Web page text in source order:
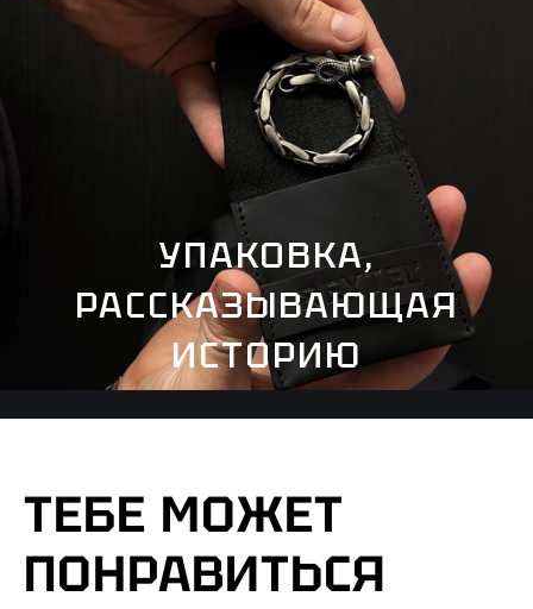
УПАКОВКА,
РАССКАЗЫВАЮЩАЯ
ИСТОРИЮ
ТЕБЕ МОЖЕТ
ПОНРАВИТЬСЯ